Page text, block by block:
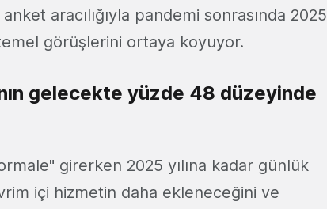
aracılığıyla pandemi sonrasında 2025
görüşlerini ortaya koyuyor.
gelecekte yüzde 48 düzeyinde
girerken 2025 yılına kadar günlük
içi hizmetin daha ekleneceğini ve